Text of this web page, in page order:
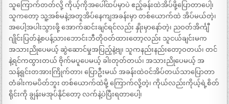
သူကြောက်တတ်လို့ ကိုယ့်ကိုအပေါ်ထပ်မှာပဲ ဧည့်ခန်းထဲအိပ်ဖို့ပြောတာပေါ့၊
သူကတော့ သူ့အစ်မနဲ့အတူအိပ်နေကျအခန်းမှာ တစ်ယောက်ထဲ အိပ်မယ်တဲ့၊
အပေါ့အပါးသွားဖို့ အောက်ဆင်းချင်ရင်လည်း နှိုးမှာနော်တဲ့၊ ညဝတ်အိင်္ကျီ
ဂျိုင်းပြတ်နဲ့စပန့်သားဘောင်းဘီတိုဝတ်ထားတော့လည်း သူငယ်ချင်းမက
အသားညိုပေမယ့် ဆွဲဆောင်မှုအပြည့်နဲ့ဗျ၊ သူကနည်းနည်းတော့ဝတယ်၊ တင်
နဲ့ရင်ကထွားတယ် ဗိုက်မပူပေမယ့် ခါးတုတ်တယ်၊ အသားညိုပေမယ့် အ
သန့်ရှင်းတအားကြိုက်တာ၊ ပြောဦးမယ် အခန်းထဲဝင်အိပ်တယ်သာပြောတာ
တံခါးကမပိတ်ဘူး တစ်ယောက်ထဲမို့ ကြောက်လို့တဲ့၊ ကိုယ်လည်းကိုယ့်ရဲ့စိတ်
ရိုင်းကို ချွန်းမအုပ်နိုင်တော့ လက်နဲ့ပဲပြီးရတာပေါ့၊